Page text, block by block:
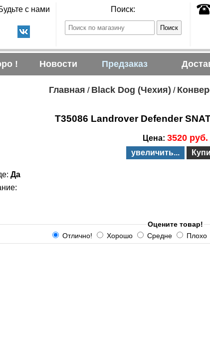
с нами Поиск:
! Новости Предзаказ
Главная / Black Dog (Чехия) /
T35086 Landrover Defender
Цена: 3520 руб.
увеличить...
Да
Оцените товар!
Отлично!
Хорошо Средне Плохо